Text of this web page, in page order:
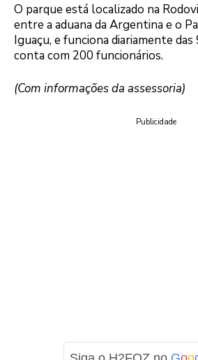
O parque está localizado na
entre a aduana da Argentina e o
Iguaçu, e funciona diariamente
conta com 200 funcionários.
(Com informações da assessoria)
Publicidade